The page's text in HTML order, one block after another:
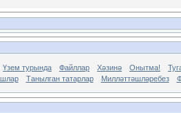
Үзем турында Файллар Хәзинә Онытма!
Танылган татарлар Милләттәшләребез